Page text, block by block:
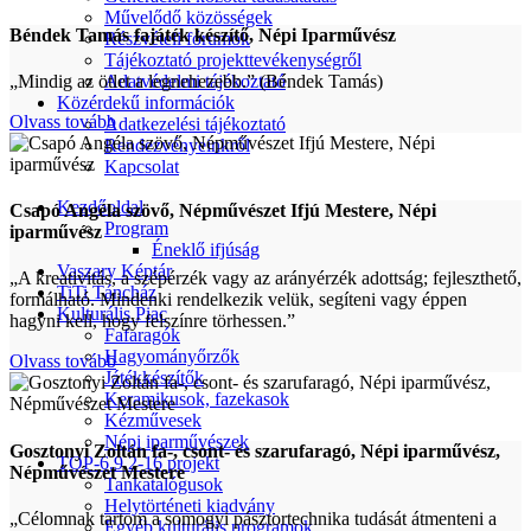
Művelődő közösségek
Részvételi fórumok
Tájékoztató projekttevékenységről
Adatvédelmi tájékoztató
Közérdekű információk
Adatkezelési tájékoztató
Rendezvényeinkről
Kapcsolat
Kezdőoldal
Program
Éneklő ifjúság
Vaszary Képtár
TiTi Táncház
Kulturális Piac
Fafaragók
Hagyományőrzők
Játékkészítők
Keramikusok, fazekasok
Kézművesek
Népi iparművészek
TOP-6.9.2-16 projekt
Tankatalógusok
Helytörténeti kiadvány
Egyéb kulturális programok
Béndek Tamás fajáték készítő, Népi Iparművész
„Mindig az ötlet a legnehezebb.” (Béndek Tamás)
Olvass tovább
Csapó Angéla szövő, Népművészet Ifjú Mestere, Népi
iparművész
„A kreativitás, a szépérzék vagy az arányérzék adottság; fejleszthető,
formálható. Mindenki rendelkezik velük, segíteni vagy éppen
hagyni kell, hogy felszínre törhessen.”
Olvass tovább
Gosztonyi Zoltán fa-, csont- és szarufaragó, Népi iparművész,
Népművészet Mestere
„Célomnak tartom a somogyi pásztortechnika tudását átmenteni a